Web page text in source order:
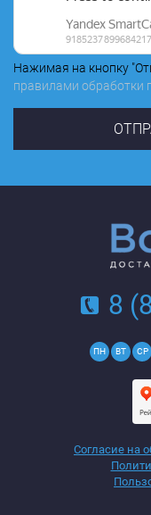
Нажимая на кнопку
правилами обработки
8
ПН ВТ СР
Согласие на